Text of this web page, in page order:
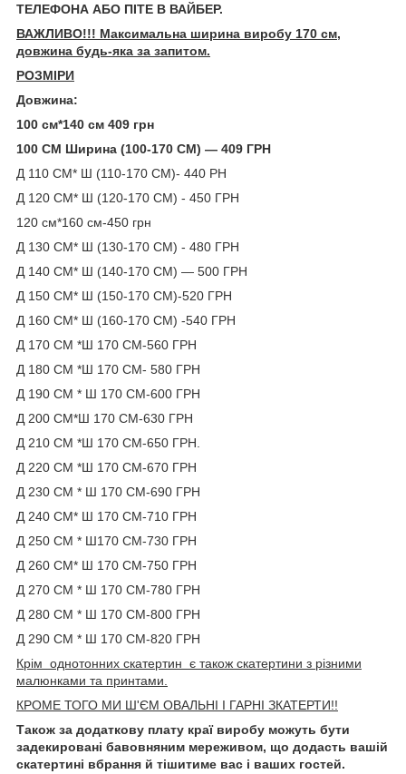
ТЕЛЕФОНА АБО ПІТЕ В ВАЙБЕР.
ВАЖЛИВО!!! Максимальна ширина виробу 170 см,
довжина будь-яка за запитом.
РОЗМІРИ
Довжина:
100 см*140 см 409 грн
100 СМ Ширина (100-170 СМ) — 409 ГРН
Д 110 СМ* Ш (110-170 СМ)- 440 РН
Д 120 СМ* Ш (120-170 СМ) - 450 ГРН
120 см*160 см-450 грн
Д 130 СМ* Ш (130-170 СМ) - 480 ГРН
Д 140 СМ* Ш (140-170 СМ) — 500 ГРН
Д 150 СМ* Ш (150-170 СМ)-520 ГРН
Д 160 СМ* Ш (160-170 СМ) -540 ГРН
Д 170 СМ *Ш 170 СМ-560 ГРН
Д 180 СМ *Ш 170 СМ- 580 ГРН
Д 190 СМ * Ш 170 СМ-600 ГРН
Д 200 СМ*Ш 170 СМ-630 ГРН
Д 210 СМ *Ш 170 СМ-650 ГРН.
Д 220 СМ *Ш 170 СМ-670 ГРН
Д 230 СМ * Ш 170 СМ-690 ГРН
Д 240 СМ* Ш 170 СМ-710 ГРН
Д 250 СМ * Ш170 СМ-730 ГРН
Д 260 СМ* Ш 170 СМ-750 ГРН
Д 270 СМ * Ш 170 СМ-780 ГРН
Д 280 СМ * Ш 170 СМ-800 ГРН
Д 290 СМ * Ш 170 СМ-820 ГРН
Крім однотонних скатертин є також скатертини з різними
малюнками та принтами.
КРОМЕ ТОГО МИ Ш'ЄМ ОВАЛЬНІ І ГАРНІ ЗКАТЕРТИ!!
Також за додаткову плату краї виробу можуть бути
задекировані бавовняним мереживом, що додасть вашій
скатертині вбрання й тішитиме вас і ваших гостей.